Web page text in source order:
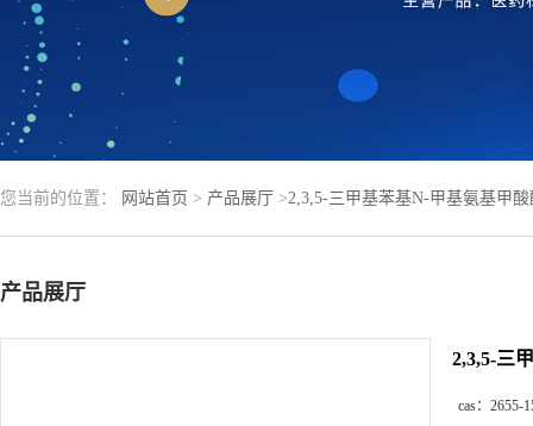
您当前的位置： 网站首页 > 产品展厅 >2,3,5-三甲基苯基N-甲基氨基甲酸
产品展厅
2,3,5-三
cas： 2655-